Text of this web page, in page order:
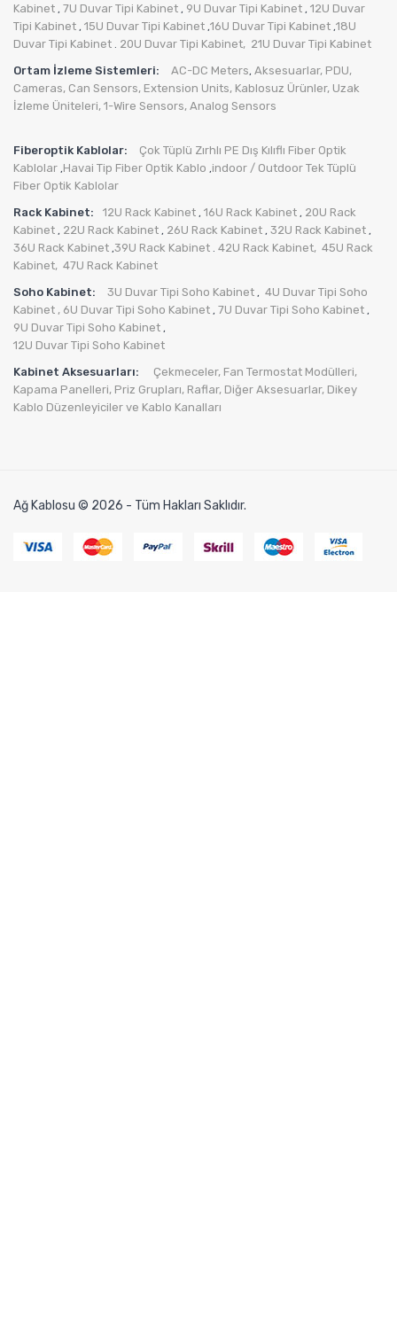
Kabinet , 7U Duvar Tipi Kabinet , 9U Duvar Tipi Kabinet , 12U Duvar
Tipi Kabinet , 15U Duvar Tipi Kabinet ,16U Duvar Tipi Kabinet ,18U
Duvar Tipi Kabinet
20U Duvar Tipi Kabinet, 21U Duvar Tipi Kabinet
Ortam İzleme Sistemleri:
AC-DC Meters, Aksesuarlar, PDU,
Cameras, Can Sensors, Extension Units, Kablosuz Ürünler, Uzak
İzleme Üniteleri, 1-Wire Sensors, Analog Sensors
Fiberoptik Kablolar:
Çok Tüplü Zırhlı PE Dış Kılıflı Fiber Optik
Kablolar ,Havai Tip Fiber Optik Kablo ,indoor / Outdoor Tek Tüplü
Fiber Optik Kablolar
Rack Kabinet:
12U Rack Kabinet , 16U Rack Kabinet , 20U Rack
Kabinet , 22U Rack Kabinet , 26U Rack Kabinet , 32U Rack Kabinet ,
36U Rack Kabinet ,39U Rack Kabinet 42U Rack Kabinet, 45U Rack
Kabinet, 47U Rack Kabinet
Soho Kabinet:
3U Duvar Tipi Soho Kabinet , 4U Duvar Tipi Soho
Kabinet , 6U Duvar Tipi Soho Kabinet , 7U Duvar Tipi Soho Kabinet ,
9U Duvar Tipi Soho Kabinet ,
12U Duvar Tipi Soho Kabinet
Kabinet Aksesuarları:
Çekmeceler, Fan Termostat Modülleri,
Kapama Panelleri, Priz Grupları, Raflar, Diğer Aksesuarlar, Dikey
Kablo Düzenleyiciler ve Kablo Kanalları
Ağ Kablosu © 2026 - Tüm Hakları Saklıdır.